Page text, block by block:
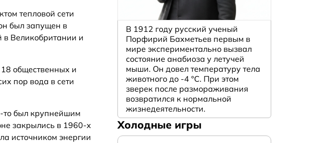
тепловой сети
был запущен в
в Великобритании и
общественных и
пор вода в сети
то был крупнейшим
закрылись в 1960-х
источником энергии
В 1912 году русский ученый
Порфирий Бахметьев первым в
мире экспериментально вызвал
состояние анабиоза у летучей
мыши. Он довел температуру тела
животного до -4 °C. При этом
зверек после размораживания
возвратился к нормальной
жизнедеятельности.
Холодные игры